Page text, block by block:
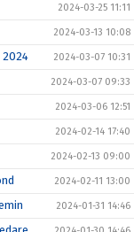
2024-03-25 11:11
2024-03-13 10:08
2024 2024-03-07 10:31
2024-03-07 09:33
2024-03-06 12:51
2024-02-14 17:40
2024-02-13 09:00
2024-02-11 13:00
2024-01-31 14:46